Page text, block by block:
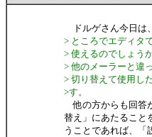
ドルゲさん今日は
> ところでエディタ
> 使えるのでしょう
> 他のメーラーと違
> 切り替えて使用し
>す。
他の方からも回答
替え」にあたること
うことであれば、